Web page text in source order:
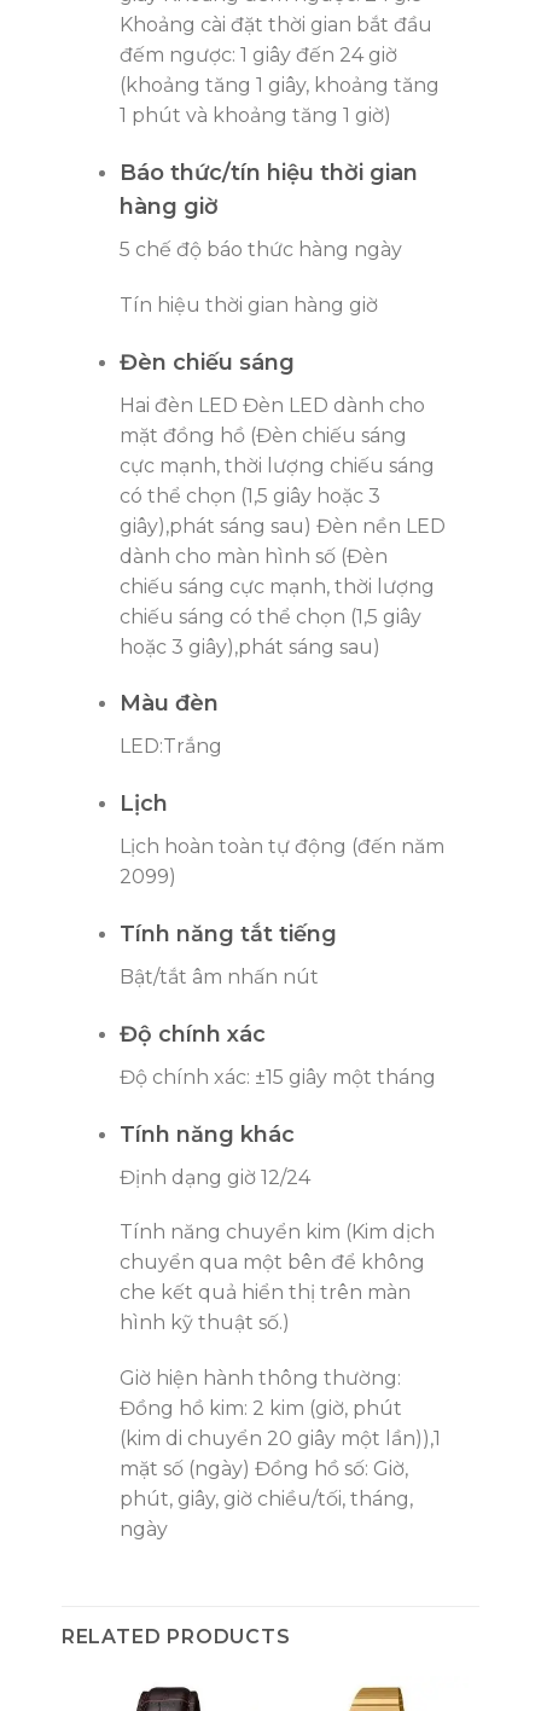
Khoảng cài đặt thời gian bắt đầu
đếm ngược: 1 giây đến 24 giờ
(khoảng tăng 1 giây, khoảng tăng
1 phút và khoảng tăng 1 giờ)
Báo thức/tín hiệu thời gian
hàng giờ
5 chế độ báo thức hàng ngày
Tín hiệu thời gian hàng giờ
Đèn chiếu sáng
Hai đèn LED Đèn LED dành cho
mặt đồng hồ (Đèn chiếu sáng
cực mạnh, thời lượng chiếu sáng
có thể chọn (1,5 giây hoặc 3
giây),phát sáng sau) Đèn nền LED
dành cho màn hình số (Đèn
chiếu sáng cực mạnh, thời lượng
chiếu sáng có thể chọn (1,5 giây
hoặc 3 giây),phát sáng sau)
Màu đèn
LED:Trắng
Lịch
Lịch hoàn toàn tự động (đến năm
2099)
Tính năng tắt tiếng
Bật/tắt âm nhấn nút
Độ chính xác
Độ chính xác: ±15 giây một tháng
Tính năng khác
Định dạng giờ 12/24
Tính năng chuyển kim (Kim dịch
chuyển qua một bên để không
che kết quả hiển thị trên màn
hình kỹ thuật số.)
Giờ hiện hành thông thường:
Đồng hồ kim: 2 kim (giờ, phút
(kim di chuyển 20 giây một lần)),1
mặt số (ngày) Đồng hồ số: Giờ,
phút, giây, giờ chiều/tối, tháng,
ngày
RELATED PRODUCTS